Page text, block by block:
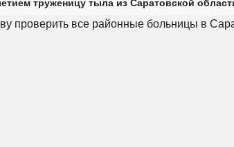
труженицу тыла из Саратовской